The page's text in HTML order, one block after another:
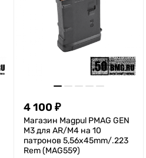
4 100 ₽
Магазин Magpul PMAG GEN
M3 для AR/M4 на 10
патронов 5,56x45mm/.223
Rem (MAG559)